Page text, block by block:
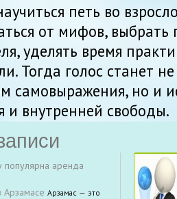
петь во
от мифов, выбрать
уделять время
Тогда голос станет
самовыражения, но и
и внутренней свободы.
популярна аренда
Арзамасе Арзамас — это